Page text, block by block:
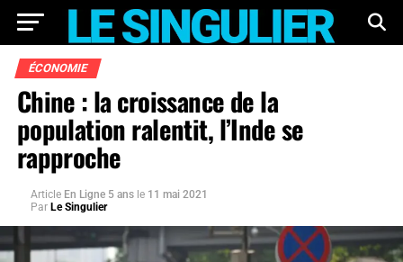
ÉCONOMIE
Chine : la croissance de la
population ralentit, l’Inde se
rapproche
Article En Ligne 5 ans le 11 mai 2021
Par Le Singulier